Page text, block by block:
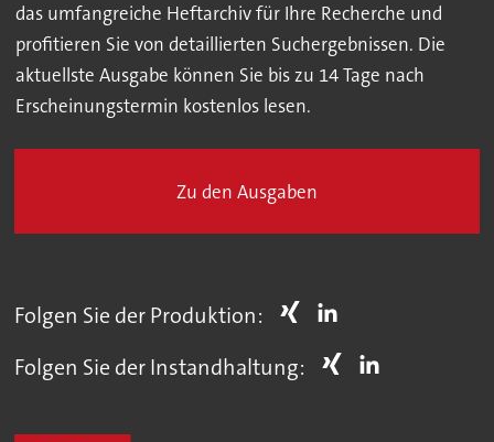
das umfangreiche Heftarchiv für Ihre Recherche und
profitieren Sie von detaillierten Suchergebnissen. Die
aktuellste Ausgabe können Sie bis zu 14 Tage nach
Erscheinungstermin kostenlos lesen.
Zu den Ausgaben
Folgen Sie der Produktion:
Folgen Sie der Instandhaltung: